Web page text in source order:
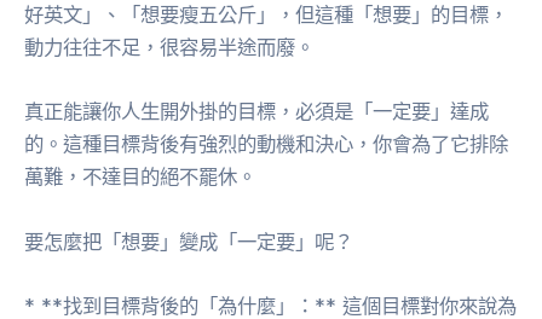
好英文」、「想要瘦五公斤」，但這種「想要」的目標，
動力往往不足，很容易半途而廢。
真正能讓你人生開外掛的目標，必須是「一定要」達成
的。這種目標背後有強烈的動機和決心，你會為了它排除
萬難，不達目的絕不罷休。
要怎麼把「想要」變成「一定要」呢？
* **找到目標背後的「為什麼」：** 這個目標對你來說為